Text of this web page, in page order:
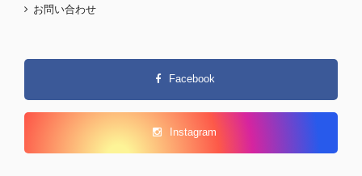
お問い合わせ
Facebook
Instagram